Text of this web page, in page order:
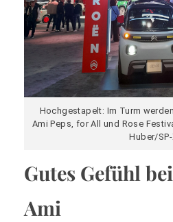
Hochgestapelt: Im Turm
Ami Peps, for All und Rose
Huber/
Gutes Gefühl
Ami